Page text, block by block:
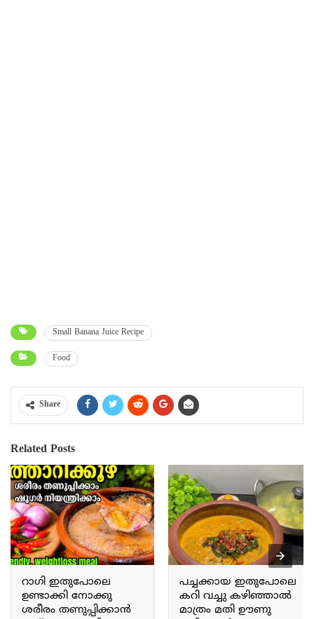
Small Banana Juice Recipe
Food
Share
Related Posts
റാഗി ഇതുപോലെ
ഉണ്ടാക്കി നോക്കു
ശരീരം തണുപ്പിക്കാൻ
പച്ചക്കായ ഇതുപോലെ
കറി വച്ചു കഴിഞ്ഞാൽ
മാത്രം മതി ഊണു